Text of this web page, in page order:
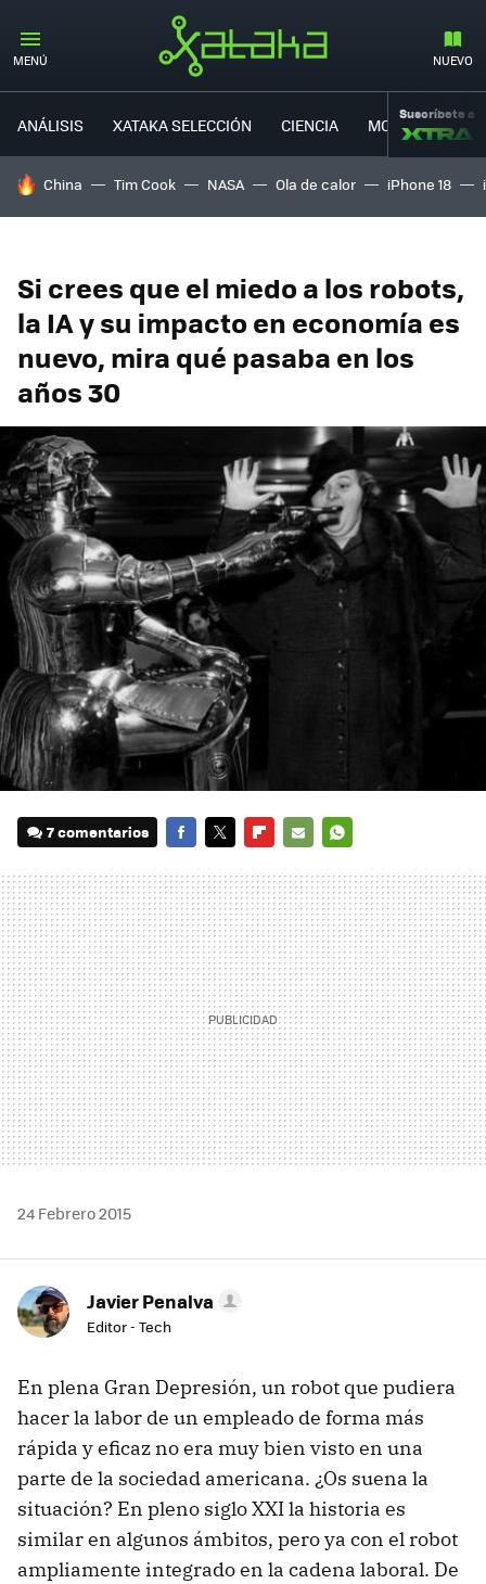
MENÚ NUEVO
ANÁLISIS XATAKA SELECCIÓN CIENCIA MOVILIDAD
Suscríbete a
HOY SE HABLA DE
China Tim Cook NASA Ola de calor iPhone 18
Si crees que el miedo a los robots,
la IA y su impacto en economía es
nuevo, mira qué pasaba en los
años 30
7 comentarios
MAIL
24 Febrero 2015
Javier Penalva
Editor - Tech
En plena Gran Depresión, un robot que pudiera
hacer la labor de un empleado de forma más
rápida y eficaz no era muy bien visto en una
parte de la sociedad americana. ¿Os suena la
situación? En pleno siglo XXI la historia es
similar en algunos ámbitos, pero ya con el robot
ampliamente integrado en la cadena laboral. De